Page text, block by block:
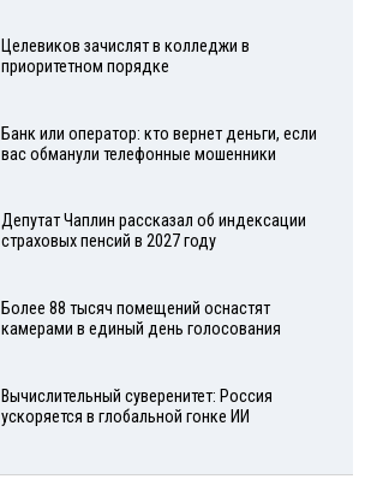
Целевиков зачислят в колледжи в
приоритетном порядке
Банк или оператор: кто вернет деньги, если
вас обманули телефонные мошенники
Депутат Чаплин рассказал об индексации
страховых пенсий в 2027 году
Более 88 тысяч помещений оснастят
камерами в единый день голосования
Вычислительный суверенитет: Россия
ускоряется в глобальной гонке ИИ